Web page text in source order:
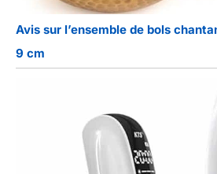
Avis sur l’ensemble de bols
9 cm